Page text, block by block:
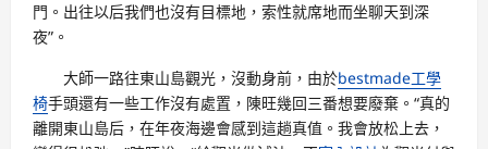
門。出往以后我們也沒有目標地，索性就席地而坐聊天到深
夜”。
大師一路往東山島觀光，沒動身前，由於bestmade工學
椅手頭還有一些工作沒有處置，陳旺幾回三番想要廢棄。“真的
離開東山島后，在年夜海邊會感到這趟真值。我會放松上去，